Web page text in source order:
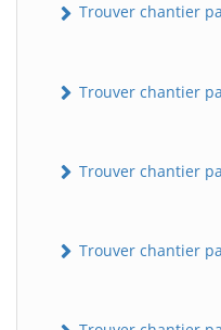
Trouver chantier
Trouver chantier
Trouver chantier
Trouver chantier